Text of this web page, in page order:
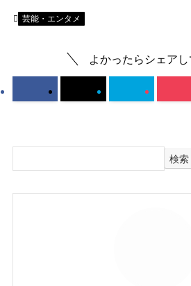
芸能・エンタメ
よかったらシェアし
検索